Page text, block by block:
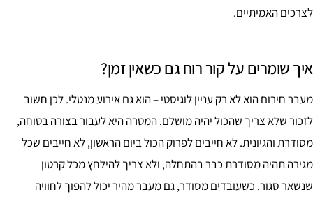
לצרכים האמיתיים.
איך שומרים על קור רוח גם כשאין זמן?
מעבר חירום הוא לא רק עניין לוגיסטי – הוא גם אירוע מנטלי. לכן חשוב
לזכור שלא צריך שהכול יהיה מושלם. המטרה היא לעבור בצורה בטוחה,
מסודרת והגיונית. לא חייבים לפרוק הכול ביום הראשון, לא חייבים שכל
מגירה תהיה מסודרת כבר בהתחלה, ולא צריך להילחץ מכל קרטון
שנשאר סגור. כשעובדים מסודר, גם מעבר מהיר יכול להפוך לחוויה